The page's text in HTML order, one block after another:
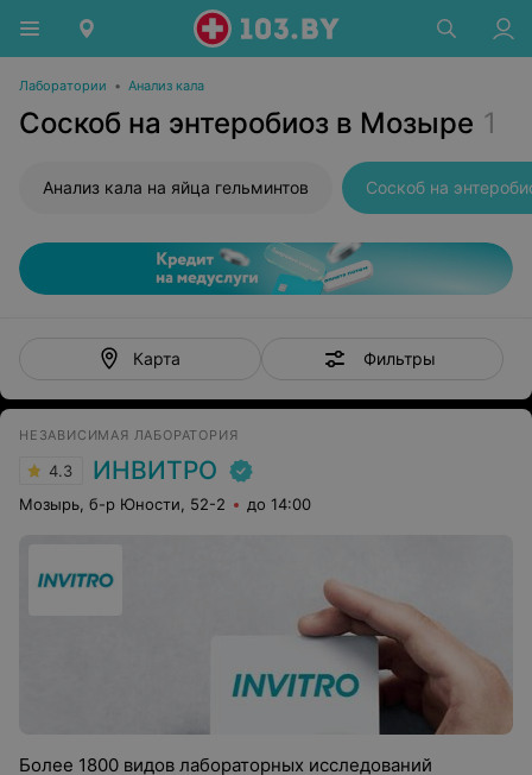
Лаборатории • Анализ кала
Соскоб на энтеробиоз в Мозыре 1
Анализ кала на яйца гельминтов Соскоб на
Карта Фильтры
НЕЗАВИСИМАЯ ЛАБОРАТОРИЯ
4.3 ИНВИТРО
Мозырь, б-р Юности, 52-2 до 14:00
Более 1800 видов лабораторных исследований